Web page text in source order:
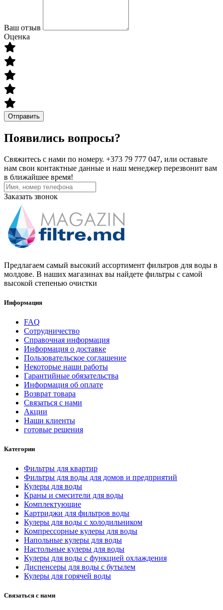
Ваш отзыв
Оценка
Отправить
Появились вопросы?
Свяжитесь с нами по номеру. +373 79 777 047, или оставьте
нам свои контактные данные и наш менеджер перезвонит вам
в ближайшее время!
Заказать звонок
Предлагаем самый высокий ассортимент фильтров для воды в
молдове. В наших магазинах вы найдете фильтры с самой
высокой степенью очистки
Информация
FAQ
Сотрудничество
Справочная информация
Информация о доставке
Пользовательское соглашение
Некоторые наши работы
Гарантийные обязательства
Информация об оплате
Возврат товара
Связаться с нами
Акции
Наши клиенты
готовые решения
Категории
Фильтры для квартир
Фильтры для воды для домов и предприятий
Кулеры для воды
Краны и смесители для воды
Комплектующие
Картриджи для фильтров воды
Кулеры для воды с холодильником
Компрессорные кулеры для воды
Напольные кулеры для воды
Настольные кулеры для воды
Кулеры для воды с функцией охлаждения
Диспенсеры для воды с бутылем
Кулеры для горячей воды
Связаться с нами